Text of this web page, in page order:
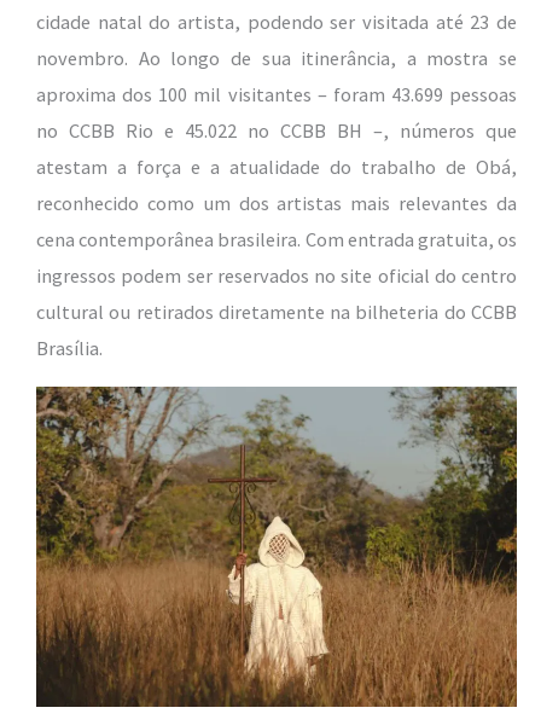
cidade natal do artista, podendo ser visitada até 23 de
novembro. Ao longo de sua itinerância, a mostra se
aproxima dos 100 mil visitantes – foram 43.699 pessoas
no CCBB Rio e 45.022 no CCBB BH –, números que
atestam a força e a atualidade do trabalho de Obá,
reconhecido como um dos artistas mais relevantes da
cena contemporânea brasileira. Com entrada gratuita, os
ingressos podem ser reservados no site oficial do centro
cultural ou retirados diretamente na bilheteria do CCBB
Brasília.